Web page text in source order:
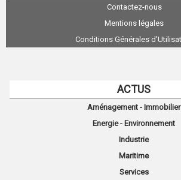
Contactez-nous
Mentions légales
Conditions Générales
ACTUS
Aménagement - Immobilier
Energie - Environnement
Industrie
Maritime
Services